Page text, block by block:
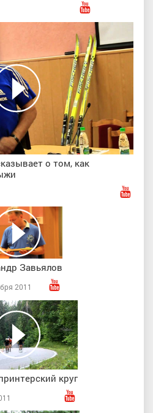
о том, как
Завьялов
2011
круг